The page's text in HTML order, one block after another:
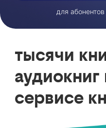
для
тысячи
аудиокниг
сервисе